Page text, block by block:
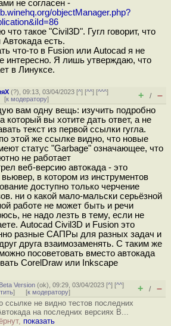
не согласен -
objectManager.php?
что такое "Civil3D". Гугл говорит, что
Автокада есть.
что-то в Fusion или Autocad я не
интересно. Я лишь утверждаю, что
в Линуксе.
(?), 09:13, 03/04/2023 [^] [^^] [^^^]
[к модератору] + / –
вам одну вещь: изучить подробно
который вы хотите дать ответ, а не
текст из первой ссылки гугла.
этой же ссылке видно, что новые
статус "Garbage" означающее, что
не работает
веб-версию автокада - это
в котором из инструментов
доступно только черчение
ни о какой мало-мальски серьёзной
работе не может быть и речи
не надо лезть в тему, если не
Autocad Civil3D и Fusion это
разные САПРы для разных задач и
друга взаимозаменять. С таким же
посоветовать вместо автокада
CorelDraw или Inkscape
Beta Version (ok), 09:29, 03/04/2023 [^] [^^]
] [к модератору] + / –
ссылке не видно тестов последних
на последних версиях В...
показать